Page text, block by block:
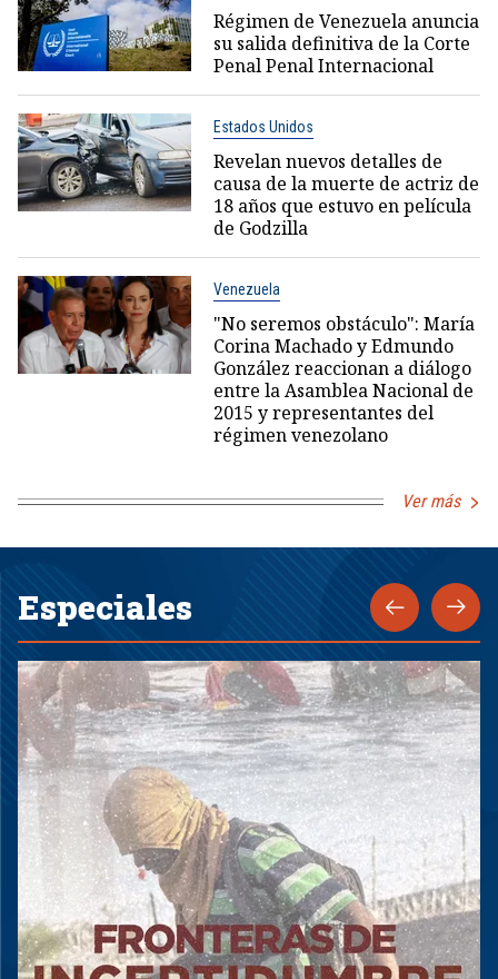
Régimen de Venezuela anuncia
su salida definitiva de la Corte
Penal Penal Internacional
Estados Unidos
Revelan nuevos detalles de
causa de la muerte de actriz de
18 años que estuvo en película
de Godzilla
Venezuela
"No seremos obstáculo": María
Corina Machado y Edmundo
González reaccionan a diálogo
entre la Asamblea Nacional de
2015 y representantes del
régimen venezolano
Ver más
Especiales